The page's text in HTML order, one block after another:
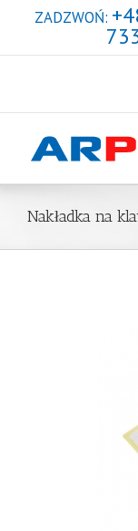
ZADZWOŃ:
Nakładka na